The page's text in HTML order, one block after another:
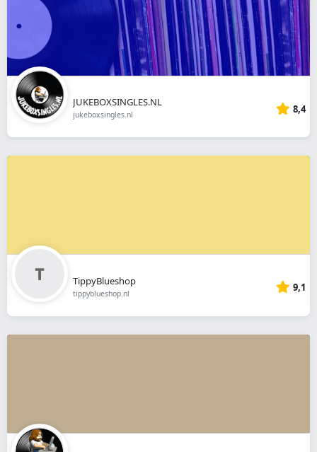
JUKEBOXSINGLES.NL
jukeboxsingles.nl 8,4
TippyBlueshop
tippyblueshop.nl 9,1